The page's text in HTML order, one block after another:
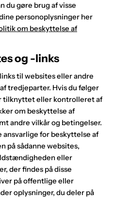
du gøre brug af visse
personoplysninger her
om beskyttelse af
og -links
til websites eller andre
tredjeparter. Hvis du følger
tilknyttet eller kontrolleret af
om beskyttelse af
andre vilkår og betingelser.
for beskyttelse af
på sådanne websites,
eller
der findes på disse
på offentlige eller
oplysninger, du deler på